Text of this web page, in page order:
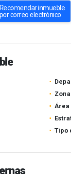
Recomendar inmueble
por correo electrónico
Área
Tipo